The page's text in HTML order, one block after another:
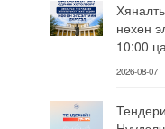
нөхөн
10:00
2026-08-07